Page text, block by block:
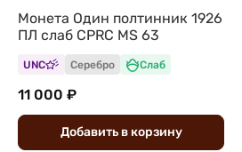
Монета Один полтинник 1926
ПЛ слаб CPRC MS 63
UNC Серебро Слаб
11 000 ₽
Добавить вкорзину